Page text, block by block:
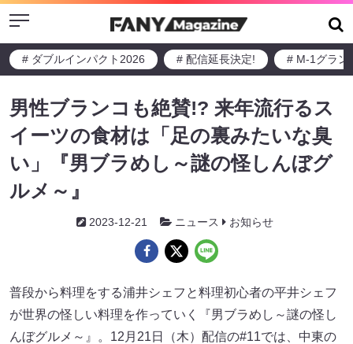
Menu
# ダブルインパクト2026 # 配信延長決定! # M-1グラン
男性ブランコも絶賛!? 来年流行るス
イーツの食材は「足の裏みたいな臭
い」『男ブラめし～謎の怪しんぼグ
ルメ～』
2023-12-21 ニュース お知らせ
普段から料理をする浦井シェフと料理初心者の平井シェフ
が世界の怪しい料理を作っていく『男ブラめし～謎の怪し
んぼグルメ～』。12月21日（木）配信の#11では、中東の